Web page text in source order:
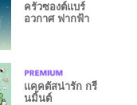
ครัวซองต์แบร์
อวกาศ ฟากฟ้า
แคคตัสน่ารัก กรี
นมิ้นต์